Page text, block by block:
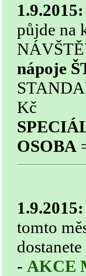
půjde na
nápoje
Kč
OSOBA
tomto
dostanete
- AKCE